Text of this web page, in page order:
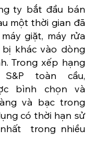
ty bắt đầu bán
một thời gian đã
giặt, máy rửa
khác vào dòng
Trong xếp hạng
toàn cầu,
bình chọn và
và bạc trong
có thời hạn sử
trong nhiều